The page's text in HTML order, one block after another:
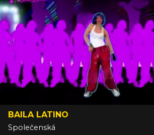
BAILA LATINO
Společenská